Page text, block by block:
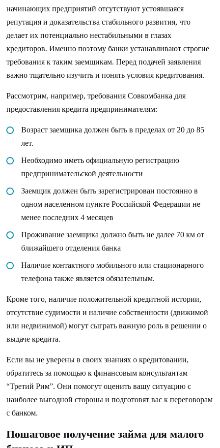
начинающих предприятий отсутствуют устоявшаяся
репутация и доказательства стабильного развития, что
делает их потенциально нестабильными в глазах
кредиторов. Именно поэтому банки устанавливают строгие
требования к таким заемщикам. Перед подачей заявления
важно тщательно изучить и понять условия кредитования.
Рассмотрим, например, требования Совкомбанка для
предоставления кредита предпринимателям:
Возраст заемщика должен быть в пределах от 20 до 85
лет.
Необходимо иметь официальную регистрацию
предпринимательской деятельности
Заемщик должен быть зарегистрирован постоянно в
одном населенном пункте Российской Федерации не
менее последних 4 месяцев
Проживание заемщика должно быть не далее 70 км от
ближайшего отделения банка
Наличие контактного мобильного или стационарного
телефона также является обязательным.
Кроме того, наличие положительной кредитной истории,
отсутствие судимости и наличие собственности (движимой
или недвижимой) могут сыграть важную роль в решении о
выдаче кредита.
Если вы не уверены в своих знаниях о кредитовании,
обратитесь за помощью к финансовым консультантам
“Третий Рим”. Они помогут оценить вашу ситуацию с
наиболее выгодной стороны и подготовят вас к переговорам
с банком.
Пошаговое получение займа для малого